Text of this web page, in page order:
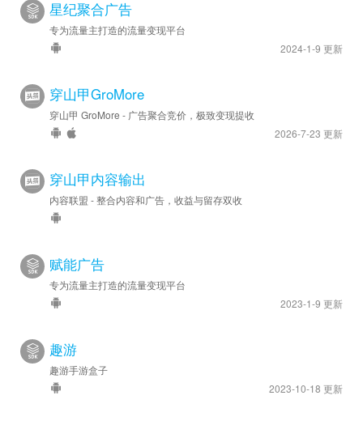
星纪聚合广告
专为流量主打造的流量变现平台
2024-1-9 更新
穿山甲GroMore
穿山甲 GroMore - 广告聚合竞价，极致变现提收
2026-7-23 更新
穿山甲内容输出
内容联盟 - 整合内容和广告，收益与留存双收
赋能广告
专为流量主打造的流量变现平台
2023-1-9 更新
趣游
趣游手游盒子
2023-10-18 更新